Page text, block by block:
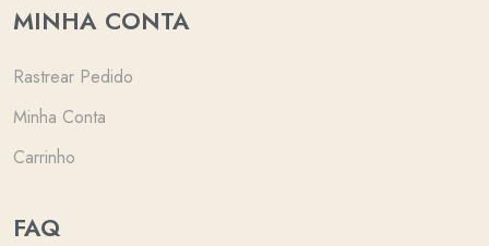
MINHA CONTA
Rastrear Pedido
Minha Conta
Carrinho
FAQ